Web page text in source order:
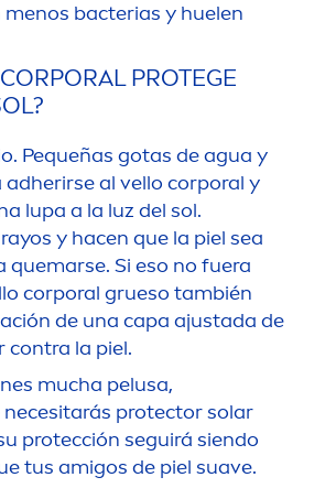
menos bacterias y huelen
PROTEGE
Pequeñas gotas de agua y
al vello corporal y
lupa a la luz del sol.
y hacen que la piel sea
quemarse. Si eso no fuera
corporal grueso también
de una capa ajustada de
contra la piel.
mucha pelusa,
protector solar
protección seguirá siendo
tus amigos de piel suave.